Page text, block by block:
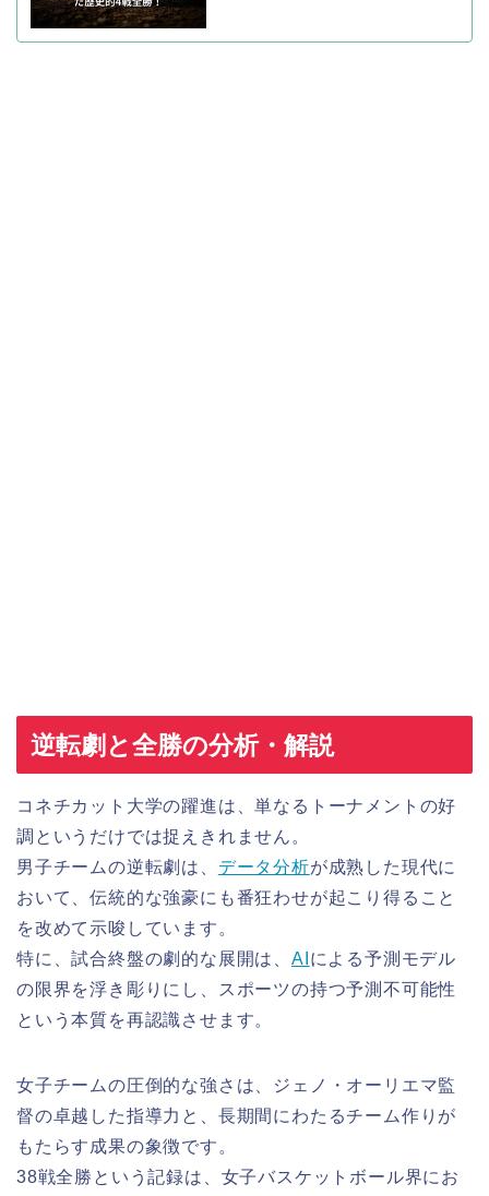
逆転劇と全勝の分析・解説
コネチカット大学の躍進は、単なるトーナメントの好
調というだけでは捉えきれません。
男子チームの逆転劇は、 データ分析が成熟した現代に
おいて、伝統的な強豪にも番狂わせが起こり得ること
を改めて示唆しています。
特に、試合終盤の劇的な展開は、 AI による予測モデル
の限界を浮き彫りにし、スポーツの持つ予測不可能性
という本質を再認識させます。
女子チームの圧倒的な強さは、ジェノ・オーリエマ監
督の卓越した指導力と、長期間にわたるチーム作りが
もたらす成果の象徴です。
38戦全勝という記録は、女子バスケットボール界にお